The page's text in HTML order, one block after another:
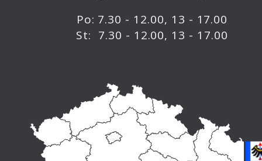
Po: 7.30 - 12.00, 13 - 17.00
St: 7.30 - 12.00, 13 - 17.00